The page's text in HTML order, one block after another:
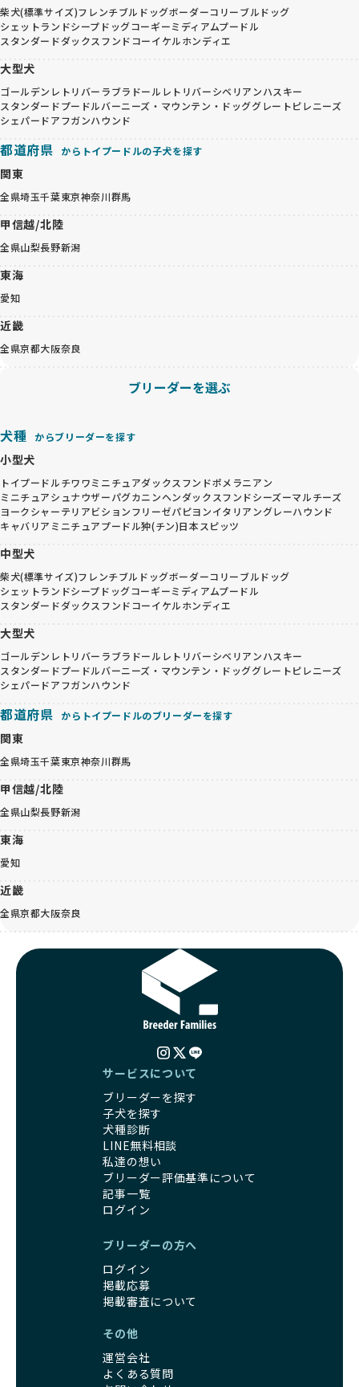
柴犬(標準サイズ)フレンチブルドッグボーダーコリーブルドッグ
シェットランドシープドッグコーギーミディアムプードル
スタンダードダックスフンドコーイケルホンディエ
大型犬
ゴールデンレトリバー ラブラドールレトリバーシベリアンハスキー
スタンダードプードルバーニーズ・マウンテン・ドッググレートピレニーズ
シェパードアフガンハウンド
都道府県 からトイプードルの子犬を探す
関東
全県埼玉千葉東京神奈川群馬
甲信越/北陸
全県山梨長野新潟
東海
愛知
近畿
全県京都大阪奈良
ブリーダーを選ぶ
犬種 からブリーダーを探す
小型犬
トイプードルチワワミニチュアダックスフンドポメラニアン
ミニチュアシュナウザーパグカニンヘンダックスフンドシーズーマルチーズ
ヨークシャーテリアビションフリーゼパピヨンイタリアングレーハウンド
キャバリア ミニチュアプードル狆(チン)日本スピッツ
中型犬
柴犬(標準サイズ)フレンチブルドッグボーダーコリーブルドッグ
シェットランドシープドッグコーギーミディアムプードル
スタンダードダックスフンドコーイケルホンディエ
大型犬
ゴールデンレトリバー ラブラドールレトリバーシベリアンハスキー
スタンダードプードルバーニーズ・マウンテン・ドッググレートピレニーズ
シェパードアフガンハウンド
都道府県 からトイプードルのブリーダーを探す
関東
全県埼玉千葉東京神奈川群馬
甲信越/北陸
全県山梨長野新潟
東海
愛知
近畿
全県京都大阪奈良
サービスについて
ブリーダーを探す
子犬を探す
犬種診断
LINE無料相談
私達の想い
ブリーダー評価基準について
記事一覧
ログイン
ブリーダーの方へ
ログイン
掲載応募
掲載審査について
その他
運営会社
よくある質問